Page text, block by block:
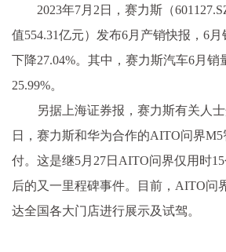
2023年7月2日，赛力斯（
值554.31亿元）发布6月产销快报，6月
下降27.04%。其中，赛力斯汽车6月销
25.99%。
另据上海证券报，赛力斯有关人
日，赛力斯和华为合作的AITO问界
付。这是继5月27日AITO问界仅用时
后的又一里程碑事件。目前，AITO问
达全国各大门店进行展示及试驾。